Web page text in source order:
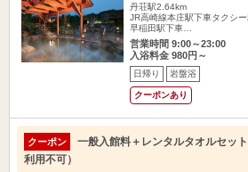
丹荘駅2.64km
JR高崎線本庄駅下車タクシ
早稲田駅下車…
営業時間 9:00～23:00
入浴料金 980円～
日帰り 岩盤浴
クーポンあり
クーポン
一般入館料＋レンタルタオルセッ
利用不可）